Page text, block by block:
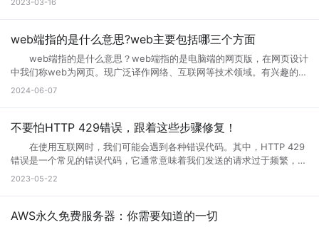
器。 4.你的IE浏览器缓存出错，请右键点击桌面IE浏览器，选择属
性，在常规页面里，点击删除文件这个按钮，选择全部删除，并且点击删
分代码没有完全下载就提示浏览器完毕，导致错误。 你可以多刷新，或
者换一个网速比较好的时候访问(前提是这个网站是个大网站，不会出现
问题2) 6.qq空间目前在升级5.0版本，会出现一点小问题..请不用担
网站问题，也有可能只是网站正在升级，升级也是为了更好的保证用户访
问以及使用体验。当然也是为了安全性能，服务器软件功能会随着版本的
更新而提升。当现有的网站功能不能满足访问需求的时候也会及时升级提
是由代理服务器、网关或负载均衡器等设备导致的，而不是由您的计算机
或网络连接引起的。这意味着您只能为自己的网络连接做些有限的调整，
游服务器返回的响应无效或不完整 当请求通过代理服务器到达上游服
务器时，服务器有时会出现响应故障。这可能是因为服务器正在忙于处理
请求，或者因为出现其他问题造成了响应不完整。如果代理服务器无法从
未正确配置，则会导致出现502错误。如果代理服务器或网关未得到正确
配置，将无法正常地从上游服务器获取响应。 3、网络连接问题
果您的互联网连接出现问题或受到网络中断的干扰，则可能导致您的请求
无法成功连接到代理服务器或网关，这会导致错误代码502的出现。
三、如何解决错误代码502 1、刷新页面 首先尝试刷新网页。因
您的网络连接是否正常。您可以尝试与其他网站进行通信，以确定问题是
小编一起来详细了解下吧! 网页升级访问是什么意思? 所谓的网页
问等操作，一般来说互联网的网页使用过程中会出现各种问题的，网页建
设者们会通过升级访问提升网页的流畅度，让大家后续访问过程中更加顺
畅。 网页升级访问升级原因 1、 每个网站的站长都是希望把自己
的网站做大做强的，当网站的流量高了以后网站的后台服务器可能无法接
问网站。 2、 网站营运一段时间后，由于网络技术的发展以及网络服
务器环境的改变，原网页可能出现兼容性、功能与用户体验上的缺陷，为
了更长远的发展就需要升级访问页面了。 3、 现在的网络发展很快，
对于网站优化：网站进行META标记优化,W3C标准优化,搜索引擎优化等
合理优化操作，使网站在页面的布局、结构与内容方面都对用户与搜索引
2023-03-16
web端指的是什么意思?web主要包括哪三个方面
web端指的是什么意思？web端指的是电脑端的网页版，在网页设计
中我们称web为网页。现广泛译作网络、互联网等技术领域。有兴趣的小
伙伴赶紧跟着小编一起学习下。 web端指的是什么意思？ “Web
各种类型的应用程序或服务，包括网页应用、在线商店、社交媒体平台、
Google Chrome、Mozilla Firefox、Microsoft Edge等）在用户的计算
机或移动设备上运行。Web端的优势之一是它的跨平台性，因为用户只需
要一个支持Web浏览器的设备即可访问和使用。 这意味着无论是在桌
面电脑、笔记本电脑、平板电脑还是智能手机上，只需打开浏览器并输入
本地应用程序，Web端的应用程序不需要在用户设备上安装，而是通过互
2024-06-07
不要怕HTTP 429错误，跟着这些步骤修复！
在使用互联网时，我们可能会遇到各种错误代码。其中，HTTP 429
错误是一个常见的错误代码，它通常意味着我们发送的请求过于频繁，服
务器无法响应。那么你知道什么是HTTP 429错误?HTTP 429错误如何修
户端发送的请求次数过于频繁。这种错误通常发生在需要进行频繁请求的
2023-05-22
AWS永久免费服务器：你需要知道的一切